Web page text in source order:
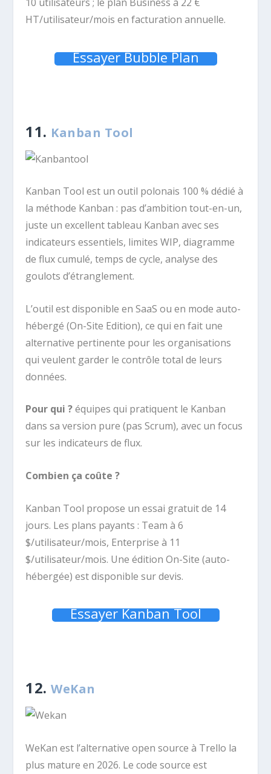
HT/utilisateur/mois en facturation annuelle.
Essayer Bubble Plan
11. Kanban Tool
Kanban Tool est un outil polonais 100 % dédié à
la méthode Kanban : pas d’ambition tout-en-un,
juste un excellent tableau Kanban avec ses
indicateurs essentiels, limites WIP, diagramme
de flux cumulé, temps de cycle, analyse des
goulots d’étranglement.
L’outil est disponible en SaaS ou en mode auto-
hébergé (On-Site Edition), ce qui en fait une
alternative pertinente pour les organisations
qui veulent garder le contrôle total de leurs
données.
Pour qui ?équipes qui pratiquent le Kanban
dans sa version pure (pas Scrum), avec un focus
sur les indicateurs de flux.
Combien ça coûte ?
Kanban Tool propose un essai gratuit de 14
jours. Les plans payants : Team à 6
$/utilisateur/mois, Enterprise à 11
$/utilisateur/mois. Une édition On-Site (auto-
hébergée) est disponible sur devis.
Essayer Kanban Tool
12.WeKan
WeKan est l’alternative open source à Trello la
plus mature en 2026. Le code source est